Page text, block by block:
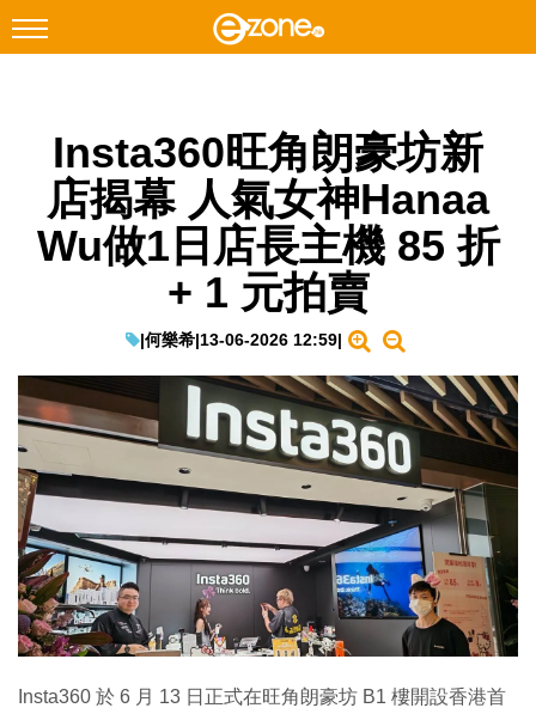
Facebook Instagram
科技焦點
網絡生活
EduTech
IT Times
生成式AI與雲端應用
Enterprise Digital Transformation
特集
Insta360旺角朗豪坊新
店揭幕 人氣女神Hanaa
Wu做1日店長主機 85 折
+ 1 元拍賣
|何樂希|13-06-2026 12:59|
Insta360 於 6 月 13 日正式在旺角朗豪坊 B1 樓開設香港首